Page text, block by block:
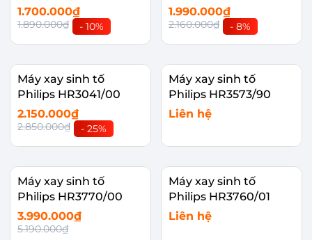
1.700.000₫
1.890.000₫ - 10%
1.990.000₫
2.160.000₫ - 8%
Máy xay sinh tố
Philips HR3041/00
2.150.000₫
2.850.000₫ - 25%
Máy xay sinh tố
Philips HR3573/90
Liên hệ
Máy xay sinh tố
Philips HR3770/00
3.990.000₫
5.190.000₫
Máy xay sinh tố
Philips HR3760/01
Liên hệ